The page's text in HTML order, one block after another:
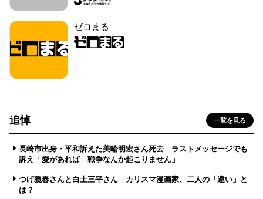
ゼロまる
追悼 一覧を見る
長崎市出身・平和訴えた美輪明宏さん死去 ラストメッセージでも
訴え「愛があれば 戦争なんか起こりません」
つげ義春さんと白土三平さん カリスマ漫画家、二人の「違い」と
は？